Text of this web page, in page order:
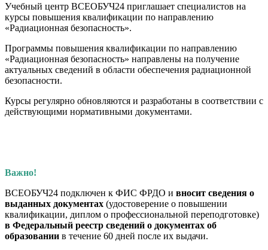
Учебный центр ВСЕОБУЧ24 приглашает специалистов на
курсы повышения квалификации по направлению
«Радиационная безопасность».
Программы повышения квалификации по направлению
«Радиационная безопасность» направлены на получение
актуальных сведений в области обеспечения радиационной
безопасности.
Курсы регулярно обновляются и разработаны в соответствии с
действующими нормативными документами.
Важно!
ВСЕОБУЧ24 подключен к ФИС ФРДО и вносит сведения о
выданных документах (удостоверение о повышении
квалификации, диплом о профессиональной переподготовке)
в Федеральный реестр сведений о документах об
образовании в течение 60 дней после их выдачи.